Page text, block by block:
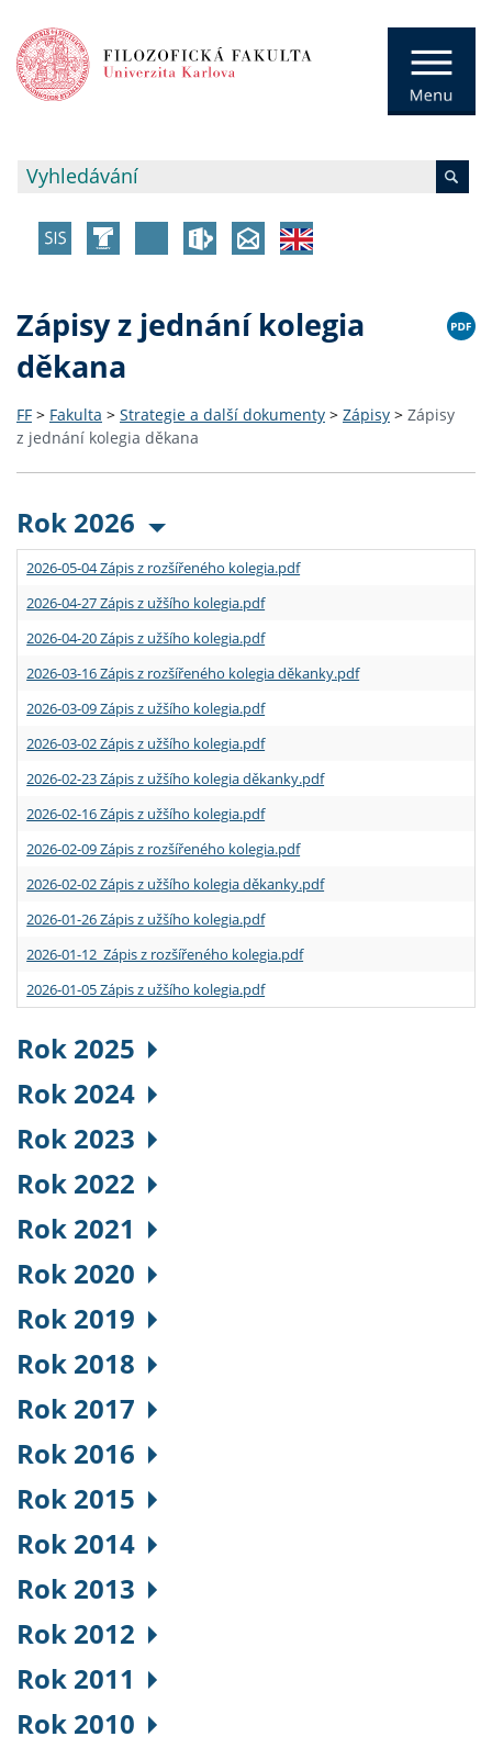
Zápisy z jednání kolegia
děkana
FF > Fakulta > Strategie a další dokumenty > Zápisy > Zápisy
z jednání kolegia děkana
Rok 2026
2026-05-04 Zápis z rozšířeného kolegia.pdf
2026-04-27 Zápis z užšího kolegia.pdf
2026-04-20 Zápis z užšího kolegia.pdf
2026-03-16 Zápis z rozšířeného kolegia děkanky.pdf
2026-03-09 Zápis z užšího kolegia.pdf
2026-03-02 Zápis z užšího kolegia.pdf
2026-02-23 Zápis z užšího kolegia děkanky.pdf
2026-02-16 Zápis z užšího kolegia.pdf
2026-02-09 Zápis z rozšířeného kolegia.pdf
2026-02-02 Zápis z užšího kolegia děkanky.pdf
2026-01-26 Zápis z užšího kolegia.pdf
2026-01-12 Zápis z rozšířeného kolegia.pdf
2026-01-05 Zápis z užšího kolegia.pdf
Rok 2025
Rok 2024
Rok 2023
Rok 2022
Rok 2021
Rok 2020
Rok 2019
Rok 2018
Rok 2017
Rok 2016
Rok 2015
Rok 2014
Rok 2013
Rok 2012
Rok 2011
Rok 2010